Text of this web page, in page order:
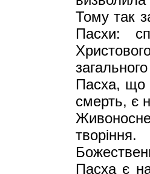
Тому так
Пасхи:
Пасха, що
смерть, є
Пасха є